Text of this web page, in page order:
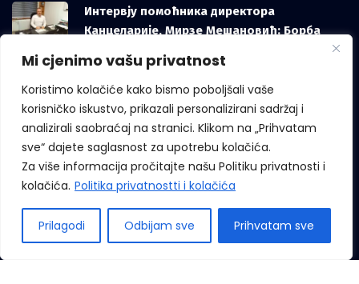
Mi cjenimo vašu privatnost
Koristimo kolačiće kako bismo poboljšali vaše
korisničko iskustvo, prikazali personalizirani sadržaj i
analizirali saobraćaj na stranici. Klikom na „Prihvatam
sve“ dajete saglasnost za upotrebu kolačića.
Za više informacija pročitajte našu Politiku privatnosti i
kolačića. Politika privatnostti i kolačića
Prilagodi Odbijam sve Prihvatam sve
Интервју помоћника директора
Канцеларије, Мирзе Мешановић: Борба
против корупције зависи и од грађана, не
само од институција
Међународни дан звиждача